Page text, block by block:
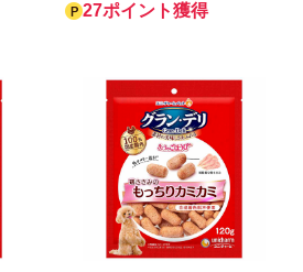
27ポイント獲得